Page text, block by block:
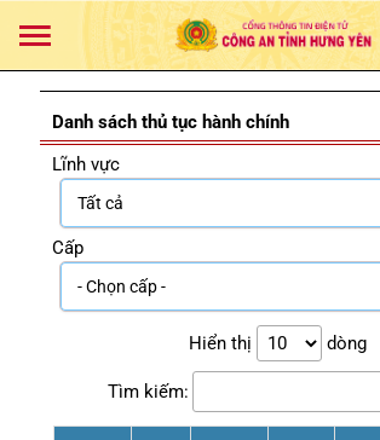
Danh sách thủ tục hành chính
Lĩnh vực
Cấp
Hiển thị dòng
Tìm kiếm: